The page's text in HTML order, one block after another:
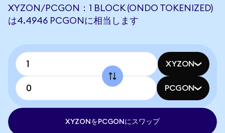
XYZON/PCGON：1 BLOCK (ONDO TOKENIZED)
は4.4946 PCGONに相当します
XYZON
PCGON
XYZONをPCGONにスワップ